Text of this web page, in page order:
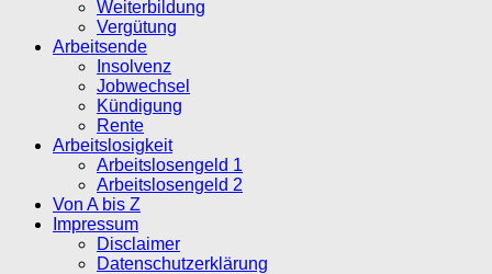
Weiterbildung
Vergütung
Arbeitsende
Insolvenz
Jobwechsel
Kündigung
Rente
Arbeitslosigkeit
Arbeitslosengeld 1
Arbeitslosengeld 2
Von A bis Z
Impressum
Disclaimer
Datenschutzerklärung